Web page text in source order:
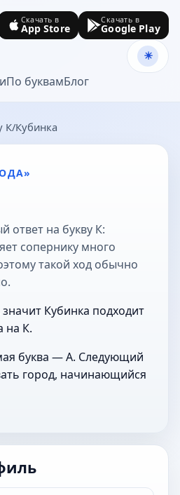
По буквамБлог
Скачать в
App Store
Скачать в
Google Play
К Кубинка
ответ на букву К:
сопернику много
такой ход обычно
Кубинка подходит
на К.
буква — А. Следующий
город, начинающийся